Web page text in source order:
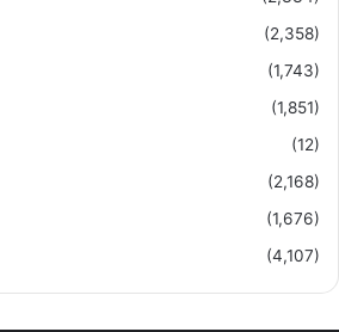
(2,358)
(1,743)
(1,851)
(12)
(2,168)
(1,676)
(4,107)